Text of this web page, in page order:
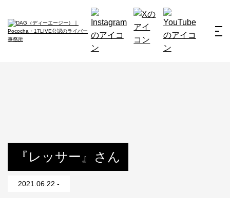
所属ライバー
『レッサー』さん
2021.06.22 -